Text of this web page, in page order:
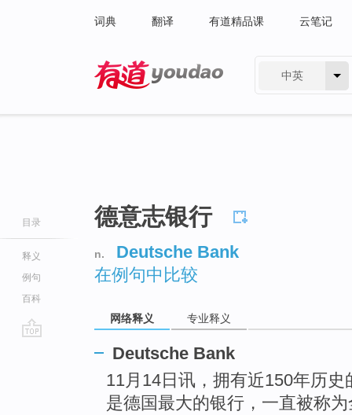
词典 翻译 有道精品课 云笔记
中英
目录
释义
例句
百科
德意志银行
n.
Deutsche Bank
在例句中比较
网络释义 专业释义
Deutsche Bank
11月14日讯，拥有近150年历史
是德国最大的银行，一直被称